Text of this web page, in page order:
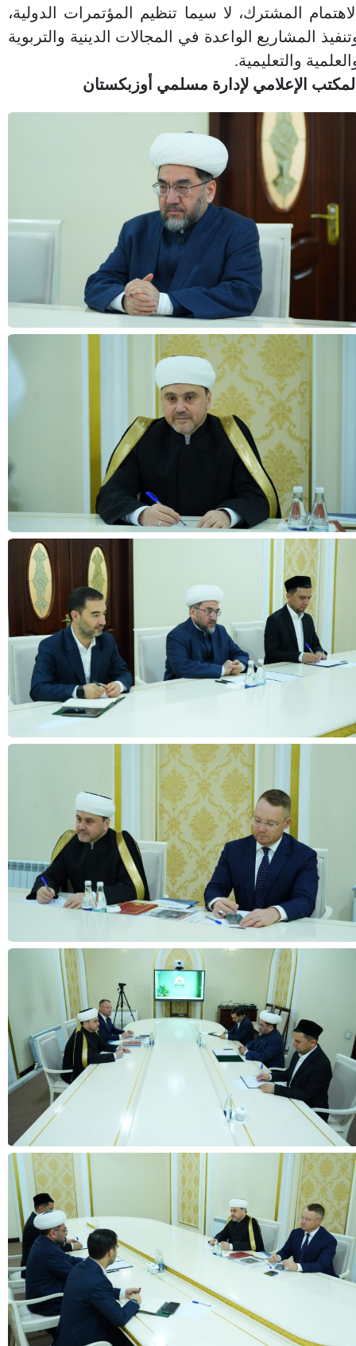
المشترك، لا سيما تنظيم المؤتمرات الدولية،
المشاريع الواعدة في المجالات الدينية والتربوية
والتعليمية.
الإعلامي لإدارة مسلمي أوزبكستان